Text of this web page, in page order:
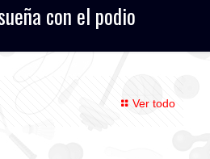
con el podio
Ver todo